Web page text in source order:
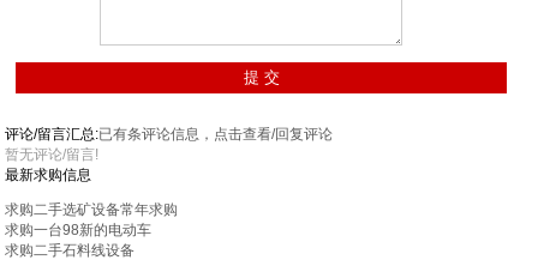
评论/留言汇总:已有条评论信息，点击查看/回复评论
暂无评论/留言!
最新求购信息
求购二手选矿设备常年求购
求购一台98新的电动车
求购二手石料线设备